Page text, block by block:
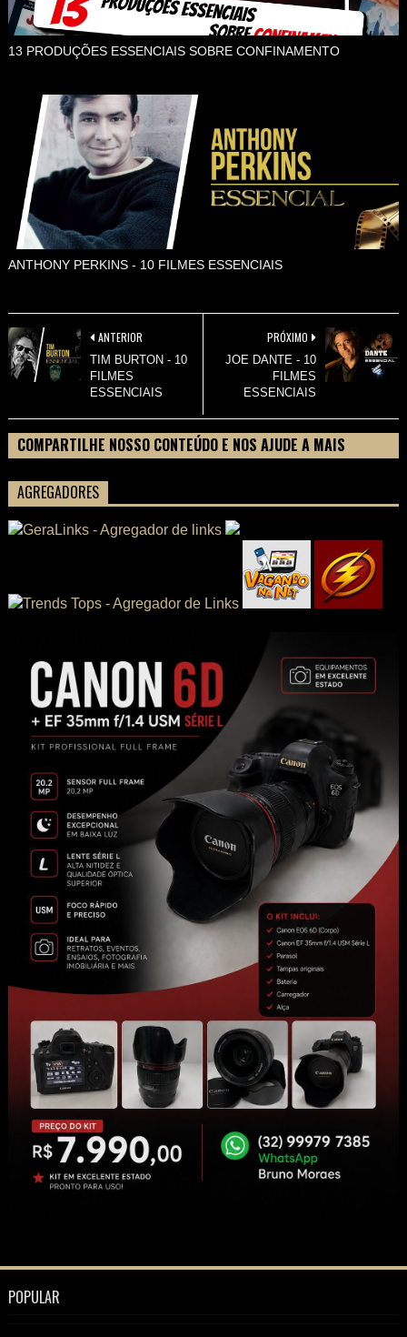
13 PRODUÇÕES ESSENCIAIS SOBRE CONFINAMENTO
ANTHONY PERKINS - 10 FILMES ESSENCIAIS
PRÓXIMO
JOE DANTE - 10
FILMES
ESSENCIAIS
ANTERIOR
TIM BURTON - 10
FILMES
ESSENCIAIS
COMPARTILHE NOSSO CONTEÚDO E NOS AJUDE A MAIS
AGREGADORES
POPULAR